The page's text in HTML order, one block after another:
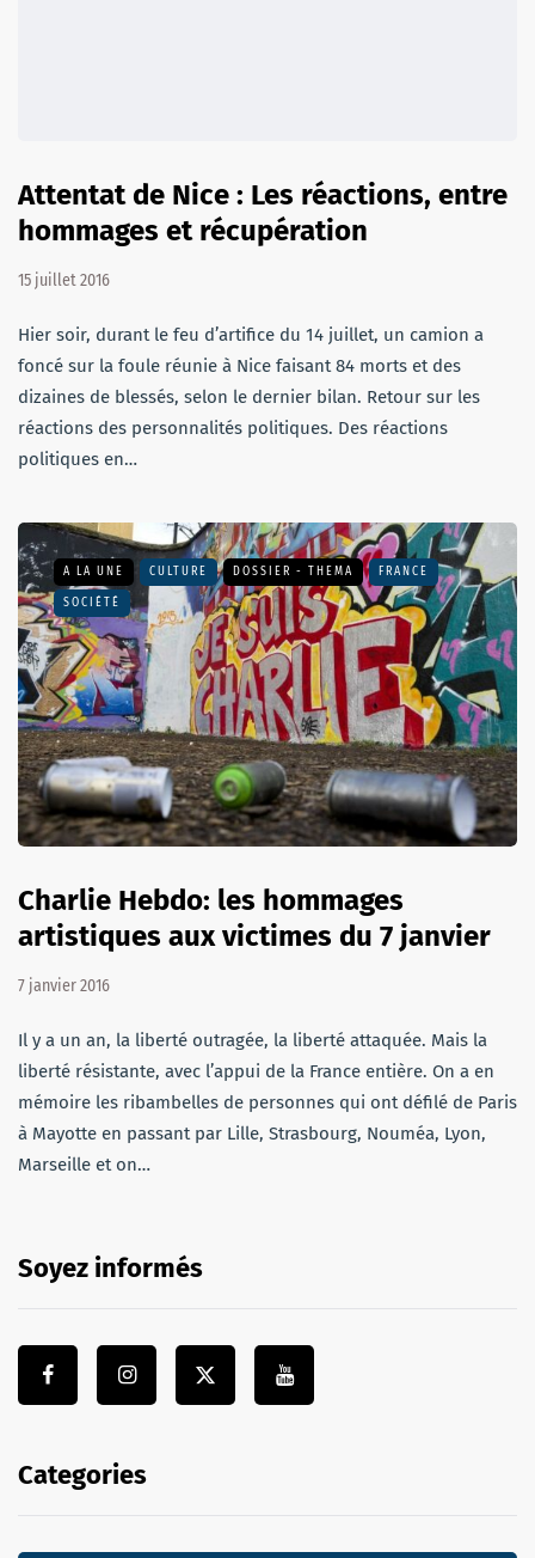
Attentat de Nice : Les réactions, entre
hommages et récupération
15 juillet 2016
Hier soir, durant le feu d’artifice du 14 juillet, un camion a
foncé sur la foule réunie à Nice faisant 84 morts et des
dizaines de blessés, selon le dernier bilan. Retour sur les
réactions des personnalités politiques. Des réactions
politiques en…
A LA UNE CULTURE DOSSIER - THEMA FRANCE
SOCIÉTÉ
Charlie Hebdo: les hommages
artistiques aux victimes du 7 janvier
7 janvier 2016
Il y a un an, la liberté outragée, la liberté attaquée. Mais la
liberté résistante, avec l’appui de la France entière. On a en
mémoire les ribambelles de personnes qui ont défilé de Paris
à Mayotte en passant par Lille, Strasbourg, Nouméa, Lyon,
Marseille et on…
Soyez informés
Categories